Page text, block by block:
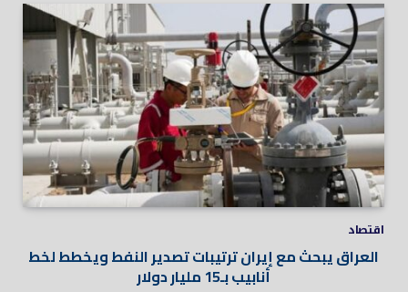
اقتصاد
العراق يبحث مع إيران ترتيبات تصدير النفط ويخطط لخط
أنابيب بـ15 مليار دولار